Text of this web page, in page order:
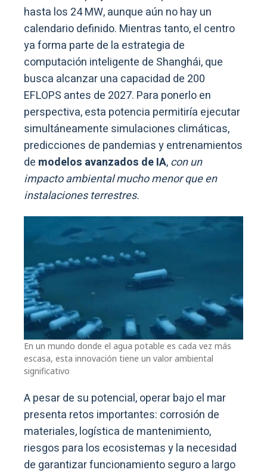
hasta los 24 MW, aunque aún no hay un
calendario definido. Mientras tanto, el centro
ya forma parte de la estrategia de
computación inteligente de Shanghái, que
busca alcanzar una capacidad de 200
EFLOPS antes de 2027. Para ponerlo en
perspectiva, esta potencia permitiría ejecutar
simultáneamente simulaciones climáticas,
predicciones de pandemias y entrenamientos
de modelos avanzados de IA,con un
impacto ambiental mucho menor que en
instalaciones terrestres.
En un mundo donde el agua potable es cada vez más
escasa, esta innovación tiene un valor ambiental
significativo
A pesar de su potencial, operar bajo el mar
presenta retos importantes: corrosión de
materiales, logística de mantenimiento,
riesgos para los ecosistemas y la necesidad
de garantizar funcionamiento seguro a largo